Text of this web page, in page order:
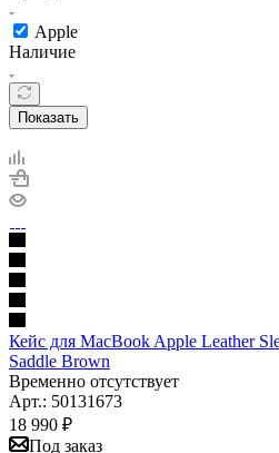
Apple
Наличие
Показать
Кейс для MacBook Apple Leather
Saddle Brown
Временно отсутствует
Арт.: 50131673
18 990 ₽
Под заказ